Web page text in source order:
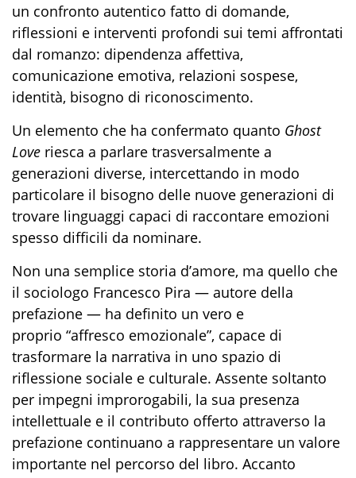
un confronto autentico fatto di domande,
riflessioni e interventi profondi sui temi affrontati
dal romanzo: dipendenza affettiva,
comunicazione emotiva, relazioni sospese,
identità, bisogno di riconoscimento.
Un elemento che ha confermato quanto Ghost
Love riesca a parlare trasversalmente a
generazioni diverse, intercettando in modo
particolare il bisogno delle nuove generazioni di
trovare linguaggi capaci di raccontare emozioni
spesso difficili da nominare.
Non una semplice storia d’amore, ma quello che
il sociologo Francesco Pira — autore della
prefazione — ha definito un vero e
proprio “affresco emozionale”, capace di
trasformare la narrativa in uno spazio di
riflessione sociale e culturale. Assente soltanto
per impegni improrogabili, la sua presenza
intellettuale e il contributo offerto attraverso la
prefazione continuano a rappresentare un valore
importante nel percorso del libro. Accanto